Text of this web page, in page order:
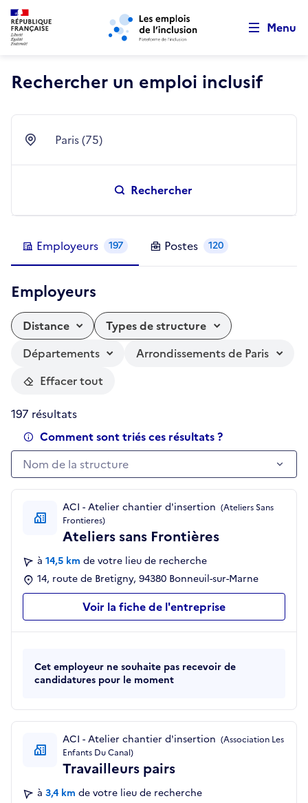
Aller au menu principal Aller au contenu principal
Menu
Rechercher un emploi inclusif
Ville Paris (75)
Rechercher
Employeurs 197 Postes 120
Employeurs
Distance
Types de structure
Départements
Arrondissements de Paris
Effacer tout
197 résultats
Comment sont triés ces résultats ?
Nom de la structure
Nom de la structure
ACI - Atelier chantier d'insertion (Ateliers Sans
Frontieres)
Ateliers sans Frontières
à 14,5 km de votre lieu de recherche
14, route de Bretigny, 94380 Bonneuil-sur-Marne
Voir la fiche de l'entreprise
Cet employeur ne souhaite pas recevoir de
candidatures pour le moment
ACI - Atelier chantier d'insertion (Association Les
Enfants Du Canal)
Travailleurs pairs
à 3,4 km de votre lieu de recherche
Retour au début de la page
Panneau de gestion des cookies